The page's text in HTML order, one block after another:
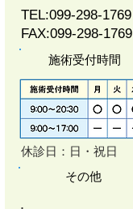
TEL:099-298-1769
FAX:099-298-1769
施術受付時間
休診日：日・祝日
その他
​.